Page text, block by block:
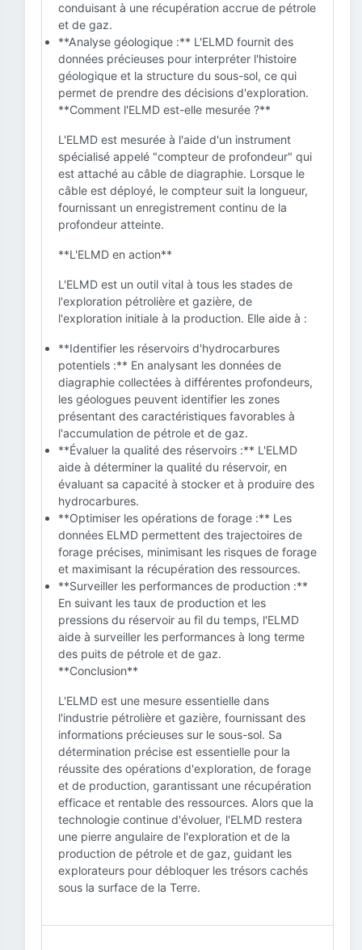
conduisant à une récupération accrue de pétrole
et de gaz.
**Analyse géologique :** L'ELMD fournit des
données précieuses pour interpréter l'histoire
géologique et la structure du sous-sol, ce qui
permet de prendre des décisions d'exploration.
**Comment l'ELMD est-elle mesurée ?**
L'ELMD est mesurée à l'aide d'un instrument
spécialisé appelé "compteur de profondeur" qui
est attaché au câble de diagraphie. Lorsque le
câble est déployé, le compteur suit la longueur,
fournissant un enregistrement continu de la
profondeur atteinte.
**L'ELMD en action**
L'ELMD est un outil vital à tous les stades de
l'exploration pétrolière et gazière, de
l'exploration initiale à la production. Elle aide à :
**Identifier les réservoirs d'hydrocarbures
potentiels :** En analysant les données de
diagraphie collectées à différentes profondeurs,
les géologues peuvent identifier les zones
présentant des caractéristiques favorables à
l'accumulation de pétrole et de gaz.
**Évaluer la qualité des réservoirs :** L'ELMD
aide à déterminer la qualité du réservoir, en
évaluant sa capacité à stocker et à produire des
hydrocarbures.
**Optimiser les opérations de forage :** Les
données ELMD permettent des trajectoires de
forage précises, minimisant les risques de forage
et maximisant la récupération des ressources.
**Surveiller les performances de production :**
En suivant les taux de production et les
pressions du réservoir au fil du temps, l'ELMD
aide à surveiller les performances à long terme
des puits de pétrole et de gaz.
**Conclusion**
L'ELMD est une mesure essentielle dans
l'industrie pétrolière et gazière, fournissant des
informations précieuses sur le sous-sol. Sa
détermination précise est essentielle pour la
réussite des opérations d'exploration, de forage
et de production, garantissant une récupération
efficace et rentable des ressources. Alors que la
technologie continue d'évoluer, l'ELMD restera
une pierre angulaire de l'exploration et de la
production de pétrole et de gaz, guidant les
explorateurs pour débloquer les trésors cachés
sous la surface de la Terre.